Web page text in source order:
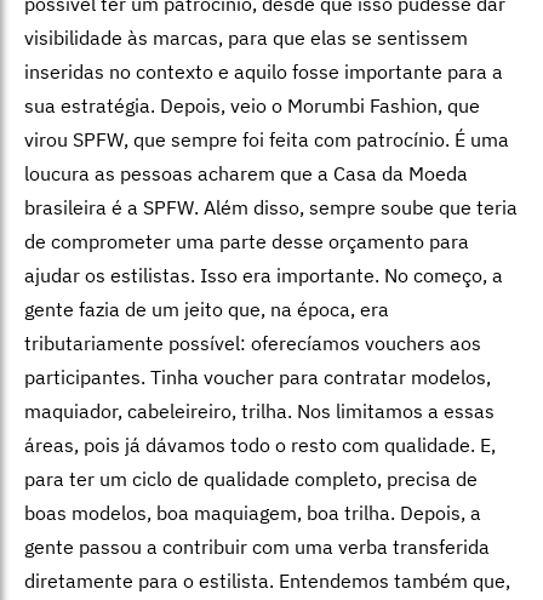
visibilidade às marcas, para que elas se sentissem
inseridas no contexto e aquilo fosse importante para a
sua estratégia. Depois, veio o Morumbi Fashion, que
virou SPFW, que sempre foi feita com patrocínio. É uma
loucura as pessoas acharem que a Casa da Moeda
brasileira é a SPFW. Além disso, sempre soube que teria
de comprometer uma parte desse orçamento para
ajudar os estilistas. Isso era importante. No começo, a
gente fazia de um jeito que, na época, era
tributariamente possível: oferecíamos vouchers aos
participantes. Tinha voucher para contratar modelos,
maquiador, cabeleireiro, trilha. Nos limitamos a essas
áreas, pois já dávamos todo o resto com qualidade. E,
para ter um ciclo de qualidade completo, precisa de
boas modelos, boa maquiagem, boa trilha. Depois, a
gente passou a contribuir com uma verba transferida
diretamente para o estilista. Entendemos também que,